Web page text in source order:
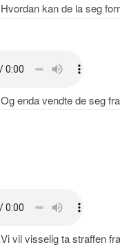
Hvordan kan de la seg
Og enda vendte de seg
Vi vil visselig ta straffen